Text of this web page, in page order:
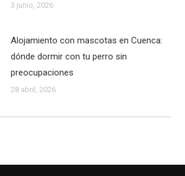
3 junio, 2026
Alojamiento con mascotas en Cuenca:
dónde dormir con tu perro sin
preocupaciones
28 abril, 2026